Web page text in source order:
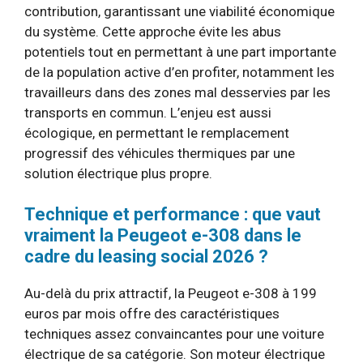
contribution, garantissant une viabilité économique
du système. Cette approche évite les abus
potentiels tout en permettant à une part importante
de la population active d’en profiter, notamment les
travailleurs dans des zones mal desservies par les
transports en commun. L’enjeu est aussi
écologique, en permettant le remplacement
progressif des véhicules thermiques par une
solution électrique plus propre.
Technique et performance : que vaut
vraiment la Peugeot e-308 dans le
cadre du leasing social 2026 ?
Au-delà du prix attractif, la Peugeot e-308 à 199
euros par mois offre des caractéristiques
techniques assez convaincantes pour une voiture
électrique de sa catégorie. Son moteur électrique